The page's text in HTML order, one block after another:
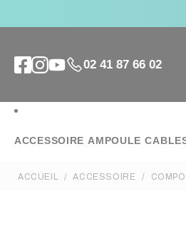
02 41 87 66 02
ACCESSOIRE AMPOULE
ACCUEIL ACCESSOIRE